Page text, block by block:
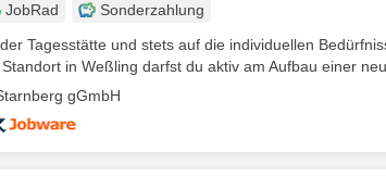
JobRad
Sonderzahlung
der Tagesstätte und stets auf die individuellen
in Weßling darfst du aktiv am Aufbau einer
gGmbH